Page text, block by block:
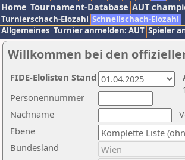
Home Tournament-Database AUT
Turnierschach-Elozahl Schnellschach-Elozahl
Allgemeines Turnier anmelden: AUT Spieler
Willkommen bei den
Nachname
Ebene
Personennummer
Bundesland
FIDE-Elolisten Stand